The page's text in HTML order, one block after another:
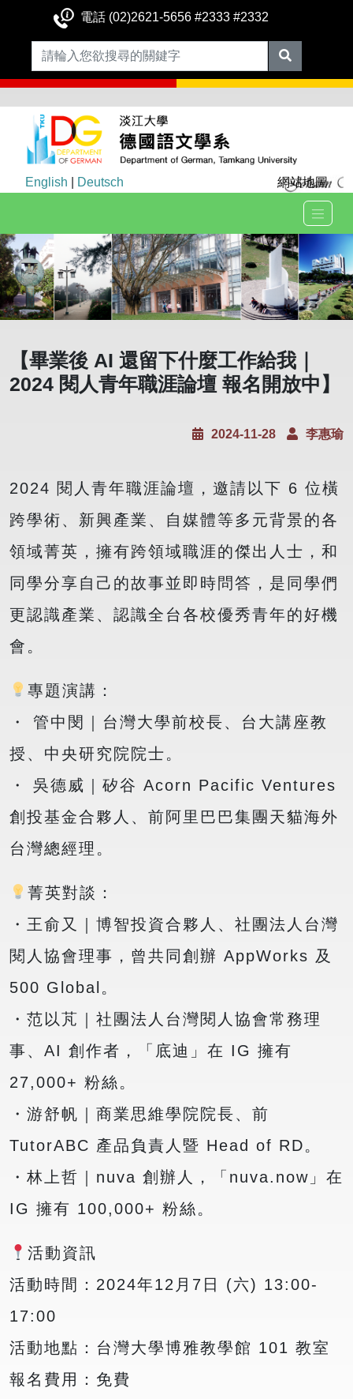
電話 (02)2621-5656 #2333 #2332
English Deutsch 網站地圖
【畢業後 AI 還留下什麼工作給我｜
2024 閱人青年職涯論壇 報名開放中】
2024-11-28 李惠瑜
2024 閱人青年職涯論壇，邀請以下 6 位橫
跨學術、新興產業、自媒體等多元背景的各
領域菁英，擁有跨領域職涯的傑出人士，和
同學分享自己的故事並即時問答，是同學們
更認識產業、認識全台各校優秀青年的好機
會。
專題演講：
・ 管中閔｜台灣大學前校長、台大講座教
授、中央研究院院士。
・ 吳德威｜矽谷 Acorn Pacific Ventures
創投基金合夥人、前阿里巴巴集團天貓海外
台灣總經理。
菁英對談：
・王俞又｜博智投資合夥人、社團法人台灣
閱人協會理事，曾共同創辦 AppWorks 及
500 Global。
・范以芃｜社團法人台灣閱人協會常務理
事、AI 創作者，「底迪」在 IG 擁有
27,000+ 粉絲。
・游舒帆｜商業思維學院院長、前
TutorABC 產品負責人暨 Head of RD。
・林上哲｜nuva 創辦人，「nuva.now」在
IG 擁有 100,000+ 粉絲。
活動資訊
活動時間：2024年12月7日 (六) 13:00-
17:00
活動地點：台灣大學博雅教學館 101 教室
報名費用：免費